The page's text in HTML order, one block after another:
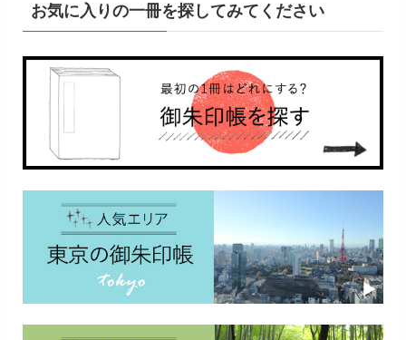
お気に入りの一冊を探してみてください